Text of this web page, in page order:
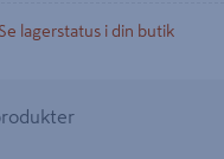
Se lagerstatus i din butik